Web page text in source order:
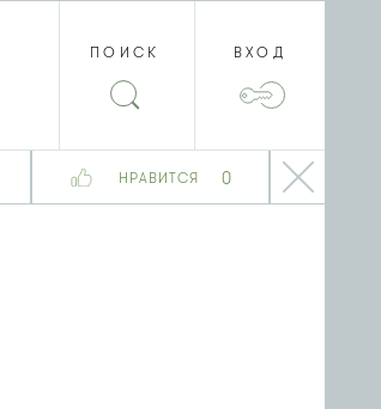
НРАВИТСЯ 0
ПОИСК ВХОД